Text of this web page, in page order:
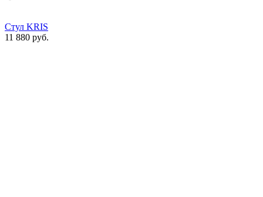
Стул KRIS
11 880 руб.